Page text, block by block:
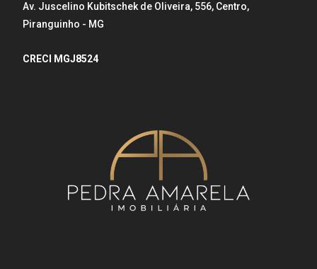
Av. Juscelino Kubitschek de Oliveira, 556, Centro,
Piranguinho - MG
CRECI MGJ8524